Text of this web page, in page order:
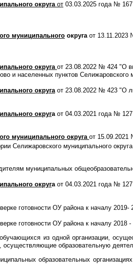
округаот 03.03.2025 года № 167
муниципального округаот 13.11.2023
округа от 23.08.2022 № 424 "О
и населенных пунктов Селижаровского
округа от 23.08.2022 № 423 "О
округаот 04.03.2021 года № 127
муниципального округа от 15.09.2021
Селижаровского муниципального
муниципальных
округаот 04.03.2021 года № 127
готовности ОУ района к началу 2019-
готовности ОУ района к началу 2018 -
из одной организации,
осуществляющие образовательную
образовательных